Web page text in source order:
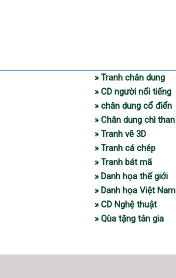
» Tranh chân dung
» CD người nổi tiếng
» chân dung cổ điển
» Chân dung chì than
» Tranh vẽ 3D
» Tranh cá chép
» Tranh bát mã
» Danh họa thế giới
» Danh họa Việt Nam
» CD Nghệ thuật
» Qùa tặng tân gia